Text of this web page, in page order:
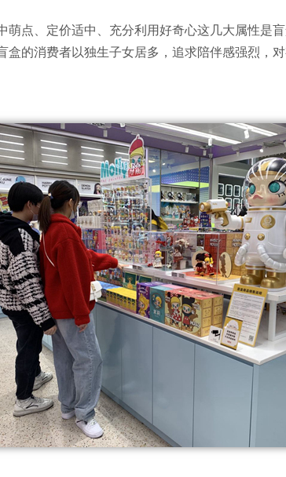
萌点、定价适中、充分利用好奇心这几大属性是
盒的消费者以独生子女居多，追求陪伴感强烈，